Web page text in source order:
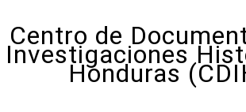
Centro de
Investigaciones
Honduras